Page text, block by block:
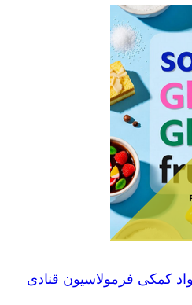
کمکی فرمولاسیون قنادی